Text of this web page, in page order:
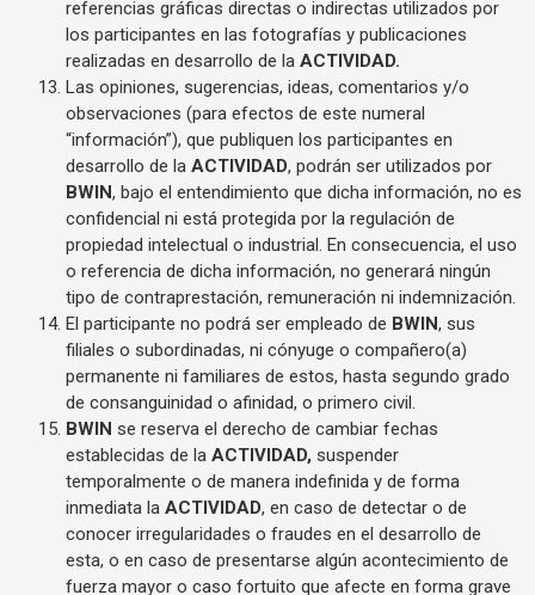
referencias gráficas directas o indirectas utilizados por
los participantes en las fotografías y publicaciones
realizadas en desarrollo de la ACTIVIDAD.
Las opiniones, sugerencias, ideas, comentarios y/o
observaciones (para efectos de este numeral
“información”), que publiquen los participantes en
desarrollo de la ACTIVIDAD, podrán ser utilizados por
BWIN, bajo el entendimiento que dicha información, no es
confidencial ni está protegida por la regulación de
propiedad intelectual o industrial. En consecuencia, el uso
o referencia de dicha información, no generará ningún
tipo de contraprestación, remuneración ni indemnización.
El participante no podrá ser empleado de BWIN, sus
filiales o subordinadas, ni cónyuge o compañero(a)
permanente ni familiares de estos, hasta segundo grado
de consanguinidad o afinidad, o primero civil.
BWIN se reserva el derecho de cambiar fechas
establecidas de la ACTIVIDAD, suspender
temporalmente o de manera indefinida y de forma
inmediata la ACTIVIDAD, en caso de detectar o de
conocer irregularidades o fraudes en el desarrollo de
esta, o en caso de presentarse algún acontecimiento de
fuerza mayor o caso fortuito que afecte en forma grave